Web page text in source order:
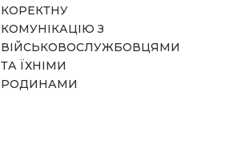
КОРЕКТНУ
КОМУНІКАЦІЮ З
ВІЙСЬКОВОСЛУЖБОВЦЯМИ
ТА ЇХНІМИ
РОДИНАМИ